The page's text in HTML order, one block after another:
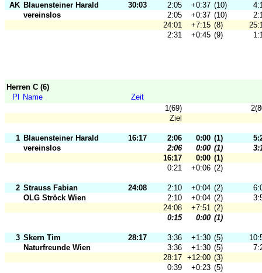
AK Blauensteiner Harald 30:03 2:05 +0:37 (10)
vereinslos
2:05 +0:37 (10)
24:01
+7:15 (8)
2:31
+0:45 (9)
Herren C (6)
Pl
Name
Zeit
1(69)
Ziel
1 Blauensteiner Harald 16:17 2:06 0:00 (1)
vereinslos
2:06 0:00 (1)
16:17
0:00 (1)
0:21
+0:06 (2)
2 Strauss Fabian 24:08 2:10 +0:04 (2)
OLG Ströck Wien
2:10 +0:04 (2)
24:08
+7:51 (2)
0:15
0:00 (1)
3 Skern Tim 28:17 3:36 +1:30 (5)
Naturfreunde Wien
3:36 +1:30 (5)
28:17 +12:00 (3)
0:39
+0:23 (5)